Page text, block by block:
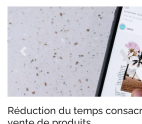
Previous
Réduction du temps